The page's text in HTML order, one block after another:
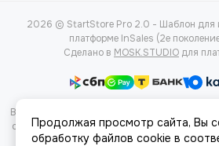
2026 © StartStore Pro 2.0 - Шаблон для
платформе InSales (2е
Сделано в MOSK.STUDIO для
Вся представленная на сайте информация,
стоимости товаров и услуг, носит
каких условиях не является публичной
Продолжая просмотр сайта, Вы
обработку файлов cookie в